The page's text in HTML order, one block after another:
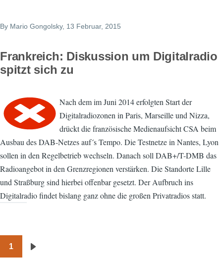
By Mario Gongolsky, 13 Februar, 2015
Frankreich: Diskussion um Digitalradio
spitzt sich zu
Nach dem im Juni 2014 erfolgten Start der
Digitalradiozonen in Paris, Marseille und Nizza,
drückt die französische Medienaufsicht CSA beim
Ausbau des DAB-Netzes auf´s Tempo. Die Testnetze in Nantes, Lyon
sollen in den Regelbetrieb wechseln. Danach soll DAB+/T-DMB das
Radioangebot in den Grenzregionen verstärken. Die Standorte Lille
und Straßburg sind hierbei offenbar gesetzt. Der Aufbruch ins
Digitalradio findet bislang ganz ohne die großen Privatradios statt.
Seitennummerierung
1